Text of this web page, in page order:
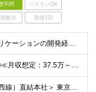
不問 ベテランOK
数月 面接1回
【必須要件】 ■Webアプリケーションの開発経験（言語・年数不問） または ■Webアプリケーションやビジネスアプリケーションのテスト実務経験（５年以上） ※学歴不問 【こんな方にピッタリです】 ◎
年俸450万円～800万円 ■≪月収想定：37.5万～66.7万円≫ ・担当いただく業務範囲やマネジメントの有無など、役割に応じて決定します ・年俸額を12分割し、毎月支給します ・試用期間3カ月あ
＜竹橋駅（東京メトロ東西線）直結本社＞ 東京都千代田区一ツ橋一丁目1番1号パレスサイドビル5F・8F （変更の範囲）上記を除く当社関連勤務地